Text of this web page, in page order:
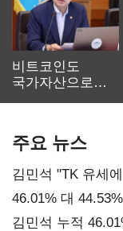
비트코인도
국가자산으로…'
주요 뉴스
김민석 "TK 유세
대표된 양 당직 배
46.01% 대
김민석 누적